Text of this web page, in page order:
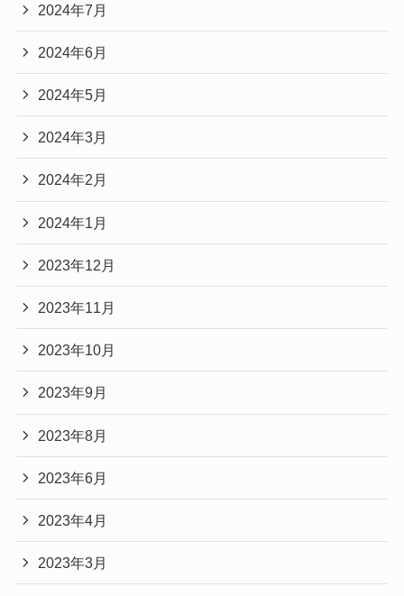
2024年7月
2024年6月
2024年5月
2024年3月
2024年2月
2024年1月
2023年12月
2023年11月
2023年10月
2023年9月
2023年8月
2023年6月
2023年4月
2023年3月